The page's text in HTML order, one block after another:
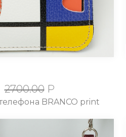
2700.00 Р
BRANCO print